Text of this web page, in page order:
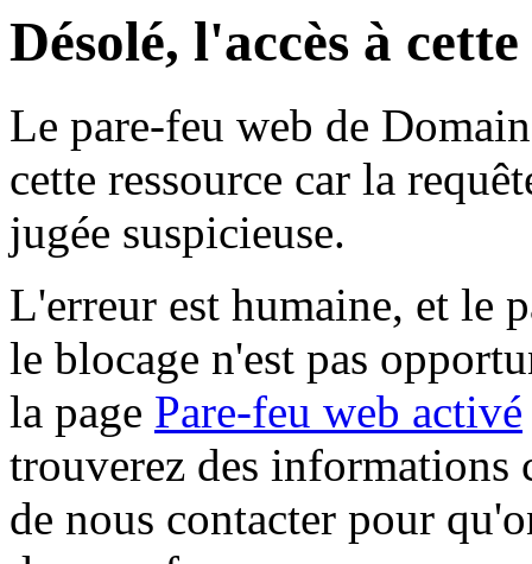
Désolé, l'accès à
Le pare-feu web de
cette ressource car la
jugée suspicieuse.
L'erreur est humaine, et le
le blocage n'est pas
la page Pare-feu web activé
trouverez des informations
de nous contacter pour